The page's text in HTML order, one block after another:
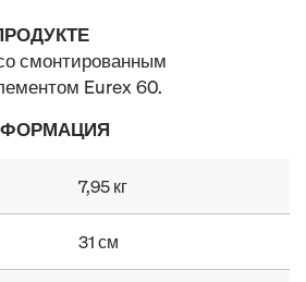
смонтированным
Eurex 60.
7,95 кг
31 см